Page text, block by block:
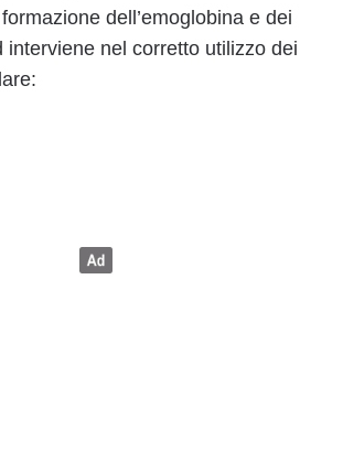
dell’emoglobina e dei
interviene nel corretto utilizzo dei